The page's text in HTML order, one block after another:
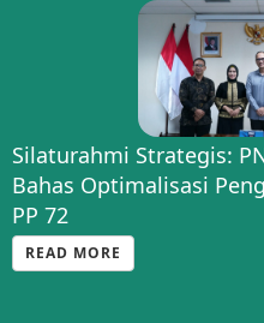
Silaturahmi Strategis:
Bahas Optimalisasi
PP 72
READ MORE